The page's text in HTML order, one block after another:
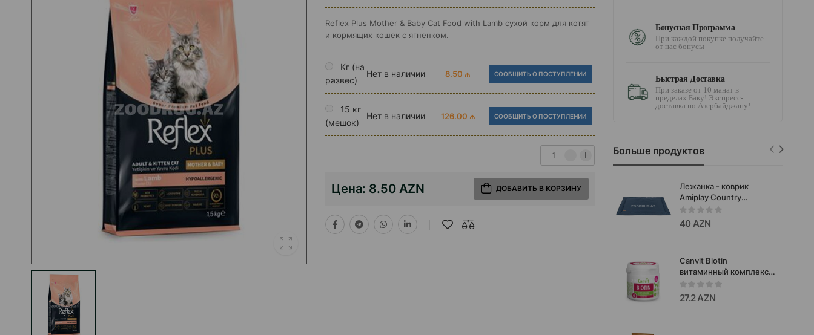
Reflex Plus Mother ​​&​​ Baby Cat Food with Lamb сухой корм для котят
и кормящих кошек с ягненком.
Кг (на
развес)
Нет в наличии 8.50 ₼ СООБЩИТЬ О ПОСТУПЛЕНИИ
15 кг
(мешок)
Нет в наличии 126.00 ₼ СООБЩИТЬ О ПОСТУПЛЕНИИ
Цена: 8.50 AZN ДОБАВИТЬ В КОРЗИНУ
Бонусная Программа
При каждой покупке получайте
от нас бонусы
Быстрая Доставка
При заказе от 10 манат в
пределах Баку! Экспресс-
доставка по Азербайджану!
Больше продуктов
Лежанка - коврик
Amiplay Country​
водонепроницаемый.
Цвет: Синий. Размер: L.
82x60 см. Код товара:
40 AZN
Canvit Biotin
витаминный комплекс
для собак,
разработанный для
укрепления кожи и
27.2 AZN